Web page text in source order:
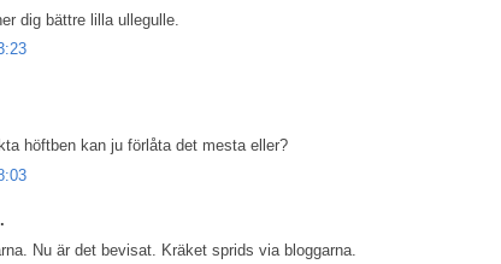
dig bättre lilla ullegulle.
höftben kan ju förlåta det mesta eller?
Nu är det bevisat. Kräket sprids via bloggarna.